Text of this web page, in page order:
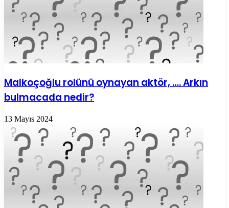
Malkoçoğlu rolünü oynayan aktör, …. Arkın
bulmacada nedir?
13 Mayıs 2024